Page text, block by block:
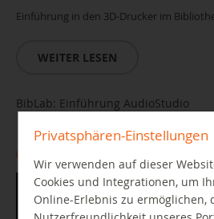
Einführung in den 3D-Drucker im
WEITER LESEN
BibLab: Einführung AudioStudio
06.10.2026 10:00 Uhr
Privatsphären-Einstellungen
Wir verwenden auf dieser
Cookies und Integrationen, um
Online-Erlebnis zu ermöglichen,